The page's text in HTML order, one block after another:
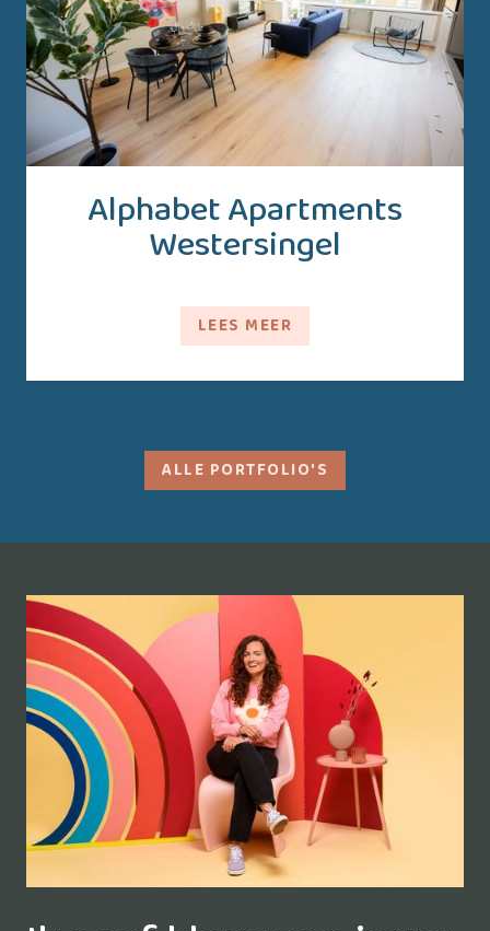
Alphabet Apartments
Westersingel
LEES MEER
ALLE PORTFOLIO'S